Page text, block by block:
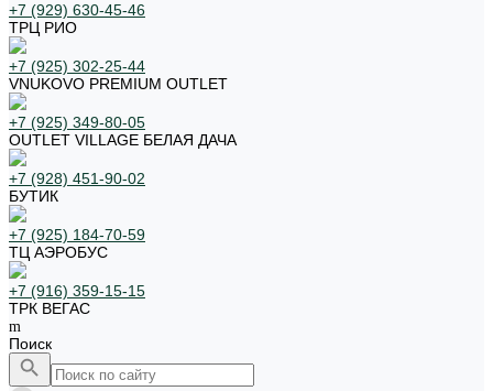
+7 (929) 630-45-46
ТРЦ РИО
+7 (925) 302-25-44
VNUKOVO PREMIUM OUTLET
+7 (925) 349-80-05
OUTLET VILLAGE БЕЛАЯ ДАЧА
+7 (928) 451-90-02
БУТИК
+7 (925) 184-70-59
ТЦ АЭРОБУС
+7 (916) 359-15-15
ТРК ВЕГАС
Поиск